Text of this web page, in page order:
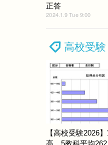
正答
2024.1.9 Tue 9:00
高校受
【高校受験2026
高、5教科平均